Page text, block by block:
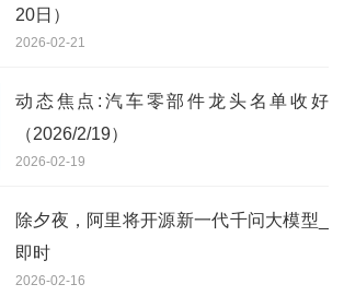
20日）
2026-02-21
动态焦点:汽车零部件龙头名单收好
（2026/2/19）
2026-02-19
除夕夜，阿里将开源新一代千问大模型_
即时
2026-02-16